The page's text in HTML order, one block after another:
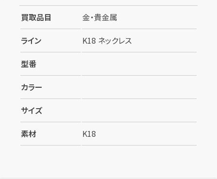
買取品目
金・貴金属
ライン
K18 ネックレス
型番
カラー
サイズ
素材
K18